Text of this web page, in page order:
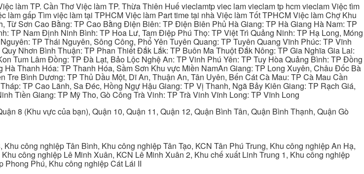
làm TP. Cần Thơ Việc làm TP. Thừa Thiên Huế vieclamtp viec lam vieclam tp hcm vieclam Việc tìm
gấp Tìm việc làm tại TPHCM Việc làm Part time tại nhà Việc làm Tốt TPHCM Việc làm Chợ Khu
Sơn Cao Bằng: TP Cao Bằng Điện Biên: TP Điện Biên Phủ Hà Giang: TP Hà Giang Hà Nam: TP
TP Nam Định Ninh Bình: TP Hoa Lư, Tam Điệp Phú Thọ: TP Việt Trì Quảng Ninh: TP Hạ Long, Móng
TP Thái Nguyên, Sông Công, Phổ Yên Tuyên Quang: TP Tuyên Quang Vĩnh Phúc: TP Vĩnh
Nhơn Bình Thuận: TP Phan Thiết Đắk Lắk: TP Buôn Ma Thuột Đắk Nông: TP Gia Nghĩa Gia Lai:
Tum Lâm Đồng: TP Đà Lạt, Bảo Lộc Nghệ An: TP Vinh Phú Yên: TP Tuy Hòa Quảng Bình: TP Đồng
Thanh Hóa: TP Thanh Hóa, Sầm Sơn Khu vực Miền NamAn Giang: TP Long Xuyên, Châu Đốc Bà
Bình Dương: TP Thủ Dầu Một, Dĩ An, Thuận An, Tân Uyên, Bến Cát Cà Mau: TP Cà Mau Cần
TP Cao Lãnh, Sa Đéc, Hồng Ngự Hậu Giang: TP Vị Thanh, Ngã Bảy Kiên Giang: TP Rạch Giá,
Tiền Giang: TP Mỹ Tho, Gò Công Trà Vinh: TP Trà Vinh Vĩnh Long: TP Vĩnh Long
8 (Khu vực của bạn), Quận 10, Quận 11, Quận 12, Quận Bình Tân, Quận Bình Thạnh, Quận Gò
công nghiệp Tân Bình, Khu công nghiệp Tân Tạo, KCN Tân Phú Trung, Khu công nghiệp An Hạ,
công nghiệp Lê Minh Xuân, KCN Lê Minh Xuân 2, Khu chế xuất Linh Trung 1, Khu công nghiệp
Phong Phú, Khu công nghiệp Cát Lái II